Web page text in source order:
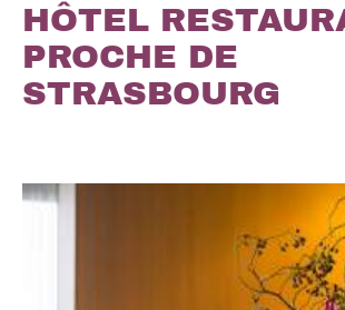
HÔTEL
PROCHE DE
STRASBOURG